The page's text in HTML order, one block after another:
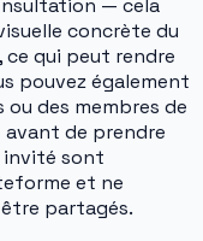
— cela
concrète du
ce qui peut rendre
pouvez également
des membres de
de prendre
invité sont
et ne
partagés.